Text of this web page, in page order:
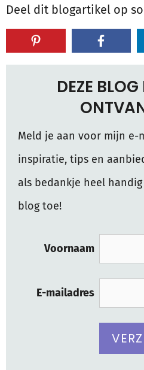
Deel dit blogartikel op
DEZE
Meld je aan voor mijn e-
inspiratie, tips en
als bedankje heel
blog toe!
Voornaam
E-mailadres